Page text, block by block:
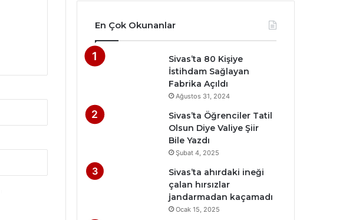
En Çok Okunanlar
Sivas’ta 80 Kişiye
İstihdam Sağlayan
Fabrika Açıldı
Ağustos 31, 2024
Sivas’ta Öğrenciler Tatil
Olsun Diye Valiye Şiir
Bile Yazdı
Şubat 4, 2025
Sivas’ta ahırdaki ineği
çalan hırsızlar
jandarmadan kaçamadı
Ocak 15, 2025